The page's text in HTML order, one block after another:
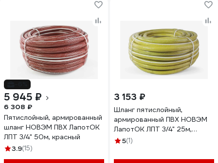
5 945 ₽
6 308 ₽
Пятислойный, армированный
шланг НОВЭМ ПВХ ЛапотОК
ЛПТ 3/4" 50м, красный
3.9(15)
3 153 ₽
Шланг пятислойный,
армированный ПВХ НОВЭМ
ЛапотОК ЛПТ 3/4" 25м,
желтый
5(1)